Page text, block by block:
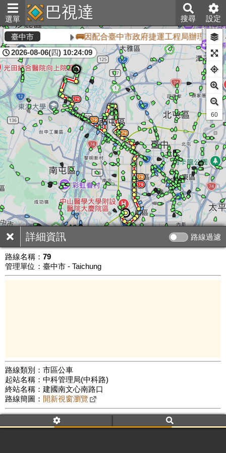
選單 巴視達 搜尋 設定
詳細資訊 路線過濾
路線名稱： 79
管理單位：臺中市 - Taichung
路線類別：市區公車
起站名稱：中科管理局(中科路)
終站名稱：建國南文心南路口
路線簡圖： 開新視窗瀏覽
附屬名稱：79
車頭描述：中科管理局(中科路)
建國南文心南路口
臺中市 🚌因配合臺中市政府捷運工程局辦理「臺
2026-08-06(四) 10:24:09
公車數量: 累計8389、上線7128
60